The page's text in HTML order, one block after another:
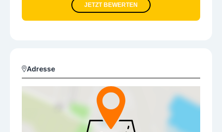
JETZT BEWERTEN
Adresse